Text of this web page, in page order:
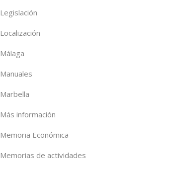
Legislación
Localización
Málaga
Manuales
Marbella
Más información
Memoria Económica
Memorias de actividades